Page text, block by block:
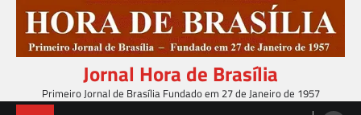
content
Jornal Hora de Brasília
Primeiro Jornal de Brasília Fundado em 27 de Janeiro de 1957